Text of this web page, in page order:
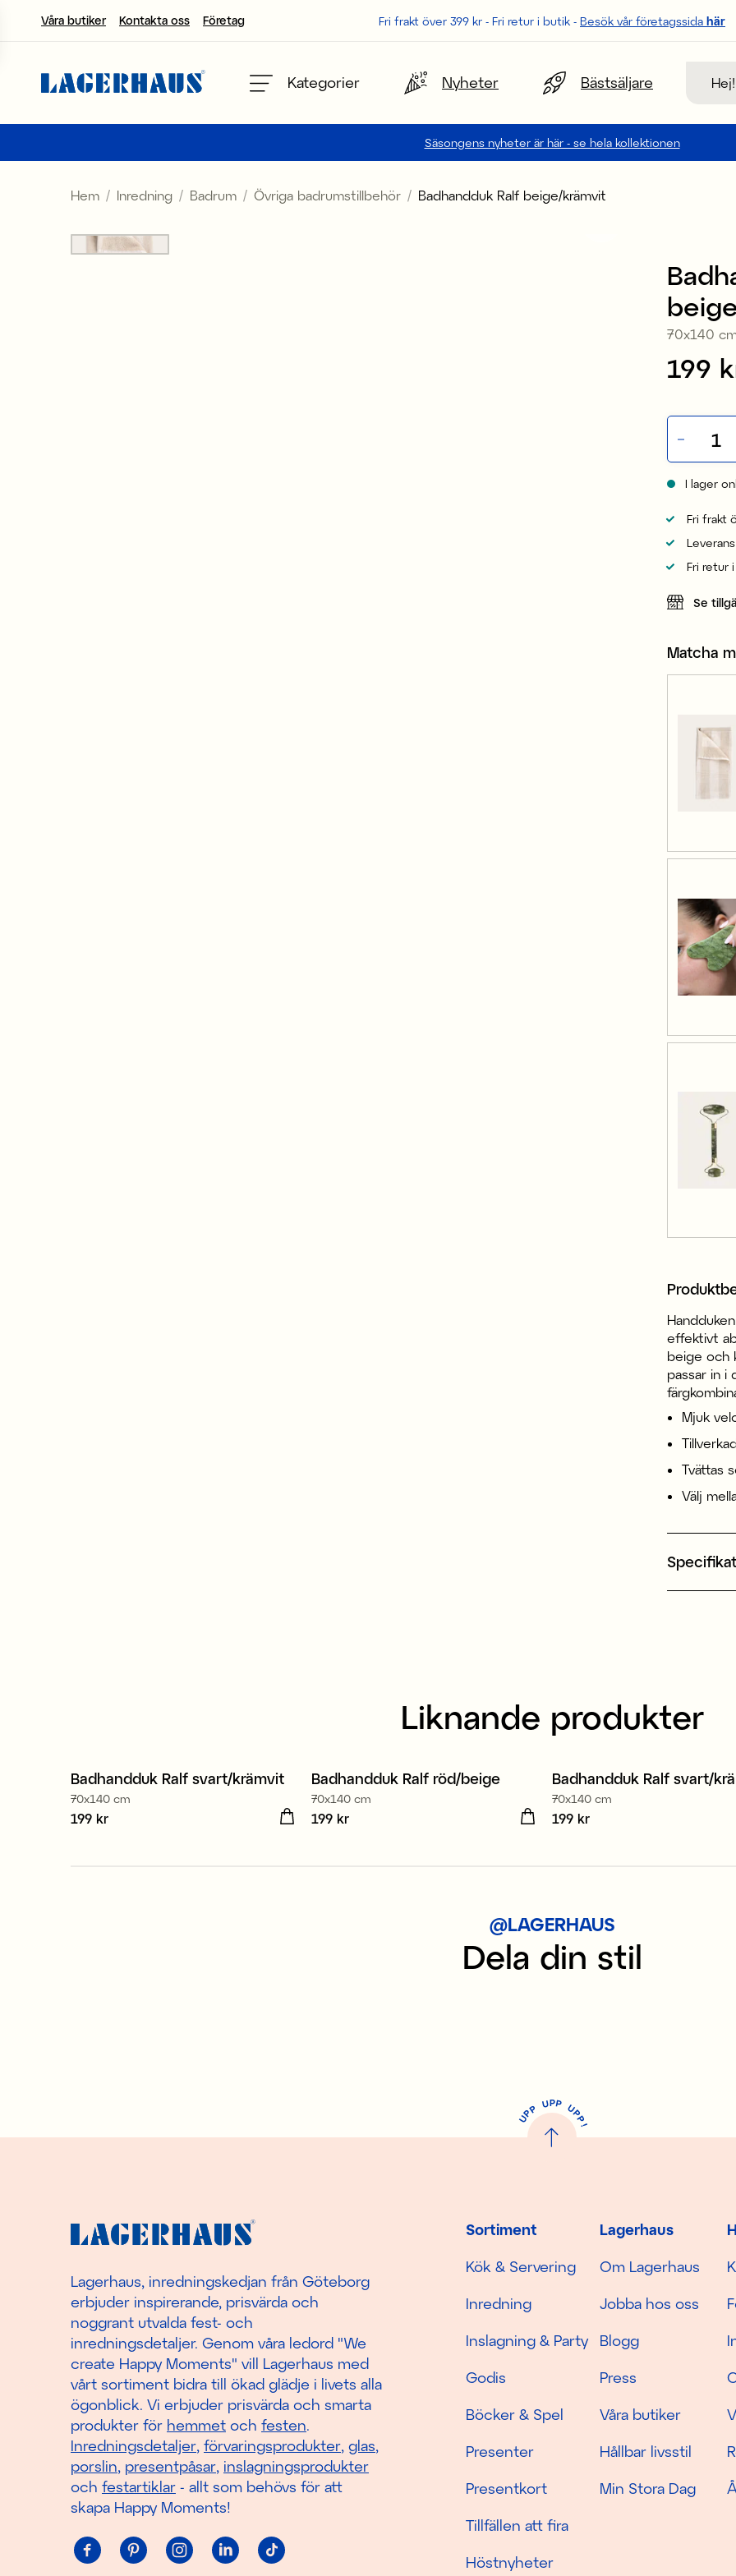
Våra butiker Kontakta oss Företag Fri frakt över 399 kr - Fri retur i butik - Besök vår företagssida här
Kategorier Nyheter Bästsäljare
Säsongens nyheter är här - se hela kollektionen
Välj språk / valuta
FI / EUR
NO / NKR
SE / SEK
Hem Inredning Badrum Övriga badrumstillbehör Badhandduk Ralf beige/krämvit
70x140
Pris :
199
I lager
Fri frakt
Fri retur
Se
Matcha
effektivt
beige och
passar in i
Mjuk
Tvättas
Välj
Liknande produkter
Badhandduk Ralf svart/krämvit
70x140 cm
Pris :199 kr
199 kr
Badhandduk Ralf röd/beige
70x140 cm
Pris :199 kr
199 kr
Badhandduk Ralf svart/
70x140 cm
Pris :199 kr
199 kr
@LAGERHAUS
Dela din stil
U
P
P UPP UP
P
!
Sortiment
Kök & Servering
Inredning
Inslagning & Party
Godis
Böcker & Spel
Presenter
Presentkort
Tillfällen att fira
Höstnyheter
Lagerhaus
Om Lagerhaus
Jobba hos oss
Blogg
Press
Våra butiker
Hållbar livsstil
Min Stora Dag
Lagerhaus, inredningskedjan från Göteborg
erbjuder inspirerande, prisvärda och
noggrant utvalda fest- och
inredningsdetaljer. Genom våra ledord "We
create Happy Moments" vill Lagerhaus med
vårt sortiment bidra till ökad glädje i livets alla
ögonblick. Vi erbjuder prisvärda och smarta
produkter för hemmet och festen.
Inredningsdetaljer, förvaringsprodukter, glas,
porslin, presentpåsar, inslagningsprodukter
och festartiklar - allt som behövs för att
skapa Happy Moments!